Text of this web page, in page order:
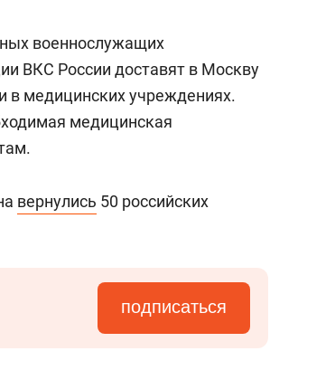
военнослужащих
ВКС России доставят в Москву
в медицинских учреждениях.
медицинская
вернулись 50 российских
подписаться